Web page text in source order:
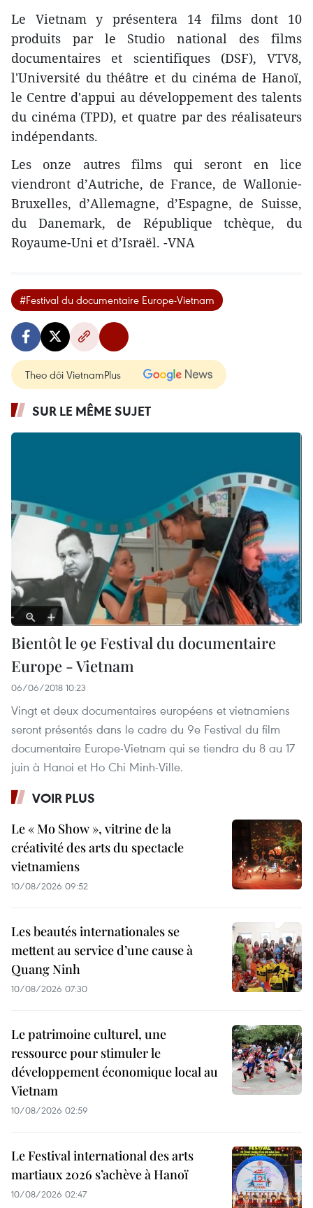
Le Vietnam y présentera 14 films dont 10
produits par le Studio national des films
documentaires et scientifiques (DSF), VTV8,
l'Université du théâtre et du cinéma de Hanoï,
le Centre d'appui au développement des talents
du cinéma (TPD), et quatre par des réalisateurs
indépendants.
Les onze autres films qui seront en lice
viendront d’Autriche, de France, de Wallonie-
Bruxelles, d’Allemagne, d’Espagne, de Suisse,
du Danemark, de République tchèque, du
Royaume-Uni et d’Israël. -VNA
#Festival du documentaire Europe-Vietnam
Theo dõi VietnamPlus
SUR LE MÊME SUJET
Bientôt le 9e Festival du documentaire
Europe - Vietnam
06/06/2018 10:23
Vingt et deux documentaires européens et vietnamiens
seront présentés dans le cadre du 9e Festival du film
documentaire Europe-Vietnam qui se tiendra du 8 au 17
juin à Hanoi et Ho Chi Minh-Ville.
VOIR PLUS
Le « Mo Show », vitrine de la
créativité des arts du spectacle
vietnamiens
10/08/2026 09:52
Les beautés internationales se
mettent au service d’une cause à
Quang Ninh
10/08/2026 07:30
Le patrimoine culturel, une
ressource pour stimuler le
développement économique local au
Vietnam
10/08/2026 02:59
Le Festival international des arts
martiaux 2026 s’achève à Hanoï
10/08/2026 02:47